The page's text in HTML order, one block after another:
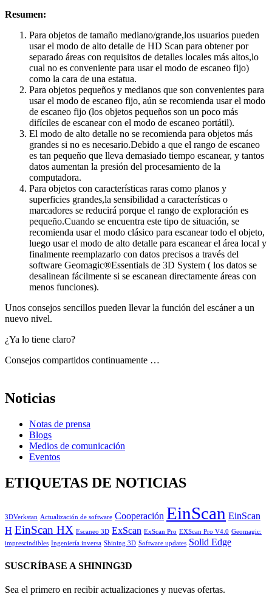
Resumen:
Para objetos de tamaño mediano/grande,los usuarios pueden
usar el modo de alto detalle de HD Scan para obtener por
separado áreas con requisitos de detalles locales más altos,lo
cual no es conveniente para usar el modo de escaneo fijo)
como la cara de una estatua.
Para objetos pequeños y medianos que son convenientes para
usar el modo de escaneo fijo, aún se recomienda usar el modo
de escaneo fijo (los objetos pequeños son un poco más
difíciles de escanear con el modo de escaneo portátil).
El modo de alto detalle no se recomienda para objetos más
grandes si no es necesario.Debido a que el rango de escaneo
es tan pequeño que lleva demasiado tiempo escanear, y tantos
datos aumentan la presión del procesamiento de la
computadora.
Para objetos con características raras como planos y
superficies grandes,la sensibilidad a características o
marcadores se reducirá porque el rango de exploración es
pequeño.Cuando se encuentra este tipo de situación, se
recomienda usar el modo clásico para escanear todo el objeto,
luego usar el modo de alto detalle para escanear el área local y
finalmente reemplazarlo con datos precisos a través del
software Geomagic®Essentials de 3D System ( los datos se
desalinean fácilmente si se escanean directamente áreas con
menos funciones).
Unos consejos sencillos pueden llevar la función del escáner a un
nuevo nivel.
¿Ya lo tiene claro?
Consejos compartidos continuamente …
Noticias
Notas de prensa
Blogs
Medios de comunicación
Eventos
ETIQUETAS DE NOTICIAS
3DVerkstan Actualización de software Cooperación EinScan EinScan
H EinScan HX Escaneo 3D ExScan ExScan Pro EXScan Pro V4.0 Geomagic:
imprescindibles Ingeniería inversa Shining 3D Software updates Solid Edge
SUSCRÍBASE A SHINING3D
Sea el primero en recibir actualizaciones y nuevas ofertas.